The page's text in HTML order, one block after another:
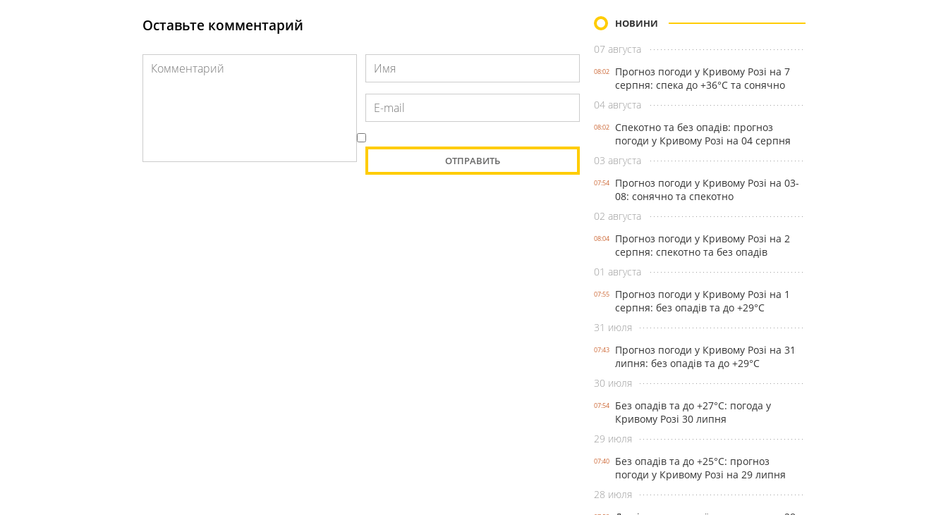
Оставьте комментарий НОВИНИ
07 августа
08:02
Прогноз погоди у Кривому Розі на 7
серпня: спека до +36°С та сонячно
04 августа
08:02
Спекотно та без опадів: прогноз
погоди у Кривому Розі на 04 серпня
03 августа
07:54
Прогноз погоди у Кривому Розі на 03-
08: сонячно та спекотно
02 августа
08:04
Прогноз погоди у Кривому Розі на 2
серпня: спекотно та без опадів
01 августа
07:55
Прогноз погоди у Кривому Розі на 1
серпня: без опадів та до +29°С
31 июля
07:43
Прогноз погоди у Кривому Розі на 31
липня: без опадів та до +29°С
30 июля
07:54
Без опадів та до +27°С: погода у
Кривому Розі 30 липня
29 июля
07:40
Без опадів та до +25°С: прогноз
погоди у Кривому Розі на 29 липня
28 июля